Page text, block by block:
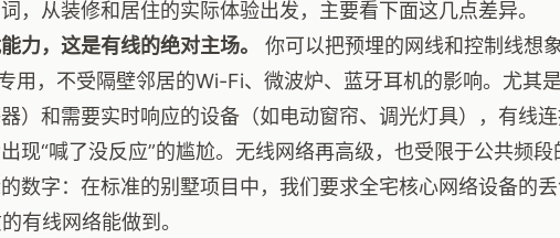
，从装修和居住的实际体验出发，主要看下面这几点差异。
力，这是有线的绝对主场。
你可以把预埋的网线和控制线想
用，不受隔壁邻居的Wi-Fi、微波炉、蓝牙耳机的影响。尤其
器）和需要实时响应的设备（如电动窗帘、调光灯具），有线
现“喊了没反应”的尴尬。无线网络再高级，也受限于公共频段
数字：在标准的别墅项目中，我们要求全宅核心网络设备的
有线网络能做到。